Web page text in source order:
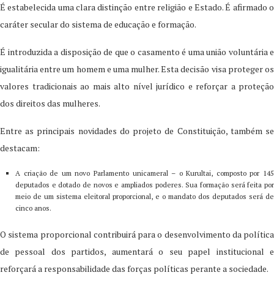
É estabelecida uma clara distinção entre religião e Estado. É afirmado o
caráter secular do sistema de educação e formação.
É introduzida a disposição de que o casamento é uma união voluntária e
igualitária entre um homem e uma mulher. Esta decisão visa proteger os
valores tradicionais ao mais alto nível jurídico e reforçar a proteção
dos direitos das mulheres.
Entre as principais novidades do projeto de Constituição, também se
destacam:
A criação de um novo Parlamento unicameral – o Kurultai, composto por 145
deputados e dotado de novos e ampliados poderes. Sua formação será feita por
meio de um sistema eleitoral proporcional, e o mandato dos deputados será de
cinco anos.
O sistema proporcional contribuirá para o desenvolvimento da política
de pessoal dos partidos, aumentará o seu papel institucional e
reforçará a responsabilidade das forças políticas perante a sociedade.